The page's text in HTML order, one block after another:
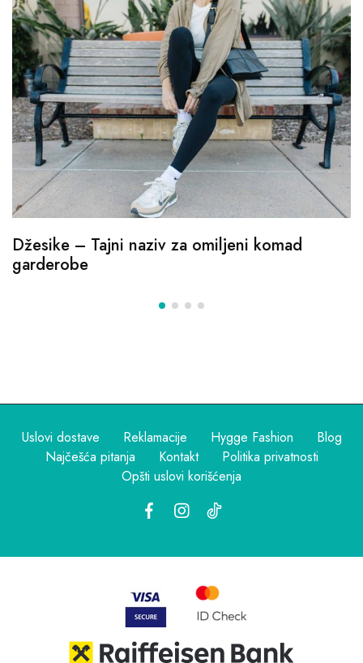
Džesike – Tajni naziv za omiljeni komad
garderobe
Uslovi dostave Reklamacije Hygge Fashion
Blog
Najčešća pitanja
Kontakt
Politika privatnosti
Opšti uslovi korišćenja